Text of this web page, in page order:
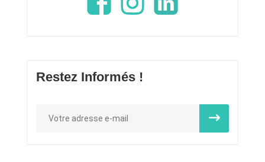
Restez Informés !